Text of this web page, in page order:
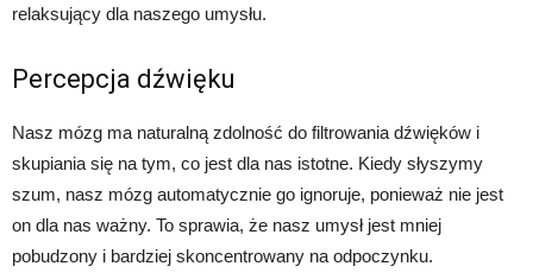
relaksujący dla naszego umysłu.
Percepcja dźwięku
Nasz mózg ma naturalną zdolność do filtrowania dźwięków i
skupiania się na tym, co jest dla nas istotne. Kiedy słyszymy
szum, nasz mózg automatycznie go ignoruje, ponieważ nie jest
on dla nas ważny. To sprawia, że nasz umysł jest mniej
pobudzony i bardziej skoncentrowany na odpoczynku.